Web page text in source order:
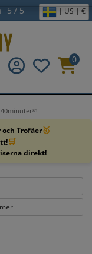
5 / 5 | US | €
0
Trofäer🥇
🛒
direkt!